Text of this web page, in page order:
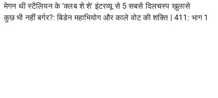
मेगन थी स्टैलियन के 'क्लब शे शे' इंटरव्यू से 5 सबसे दिलचस्प खुलासे
कुछ भी नहीं बर्गर?: बिडेन महाभियोग और काले वोट की शक्ति | 411: भाग 1